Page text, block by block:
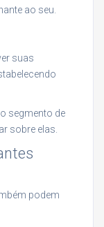
ao seu.
suas
segmento de
sobre elas.
podem